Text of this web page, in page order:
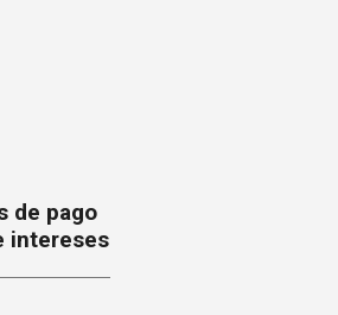
de pago
intereses